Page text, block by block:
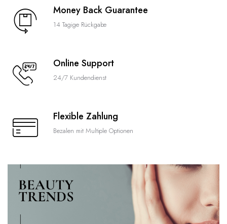
Money Back Guarantee
14 Tagige Rückgabe
Online Support
24/7 Kundendienst
Flexible Zahlung
Bezalen mit Multiple Optionen